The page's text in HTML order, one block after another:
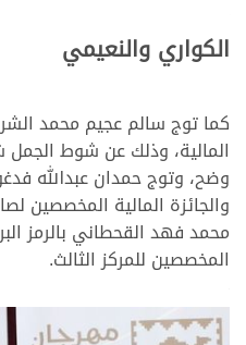
الكواري والنعيمي
كما توج سالم عجيم محمد
وضح، وتوج حمدان عبدالله
والجائزة المالية المخصصين
محمد فهد القحطاني بالرمز
المخصصين للمركز الثالث.